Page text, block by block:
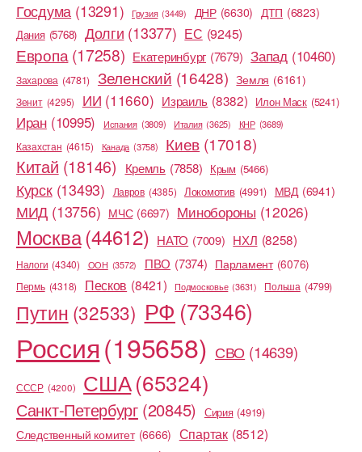
Госдума (13291) Грузия (3449) ДНР (6630) ДТП (6823)
Дания (5768) Долги (13377) ЕС (9245)
Европа (17258) Екатеринбург (7679) Запад (10460)
Захарова (4781) Зеленский (16428) Земля (6161)
Зенит (4295) ИИ (11660) Израиль (8382) Илон Маск (5241)
Иран (10995) Испания (3809) Италия (3625) КНР (3689)
Казахстан (4615) Канада (3758) Киев (17018)
Китай (18146) Кремль (7858) Крым (5466)
Курск (13493) Лавров (4385) Локомотив (4991) МВД (6941)
МИД (13756) МЧС (6697) Минобороны (12026)
Москва(44612) НАТО (7009) НХЛ (8258)
Налоги (4340) ООН (3572) ПВО (7374) Парламент (6076)
Пермь (4318) Песков (8421) Подмосковье (3631) Польша (4799)
Путин (32533) РФ (73346)
Россия(195658) СВО (14639)
СССР (4200) США(65324)
Санкт-Петербург (20845) Сирия (4919)
Следственный комитет (6666) Спартак (8512)